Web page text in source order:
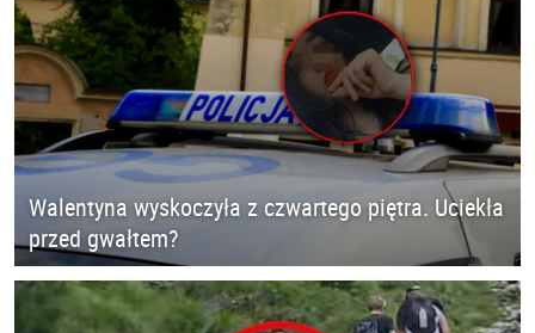
Walentyna wyskoczyła z czwartego piętra. Uciekła
przed gwałtem?